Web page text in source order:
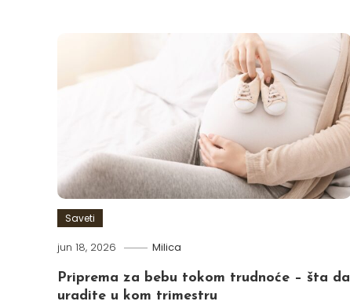
Saveti
jun 18, 2026 Milica
Priprema za bebu tokom trudnoće – šta da
uradite u kom trimestru